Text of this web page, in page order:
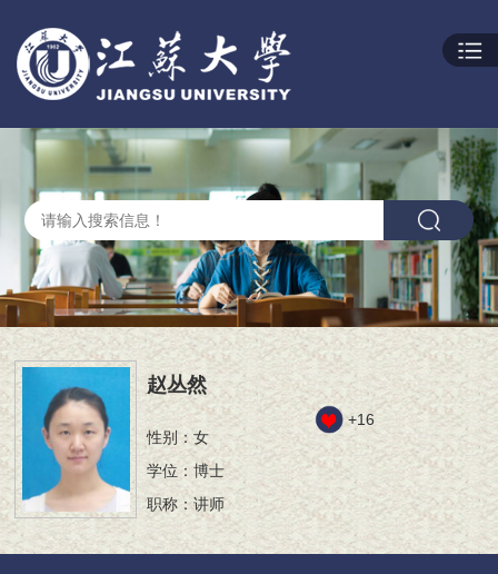
赵丛然
性别：女
学位：博士
职称：讲师
+16